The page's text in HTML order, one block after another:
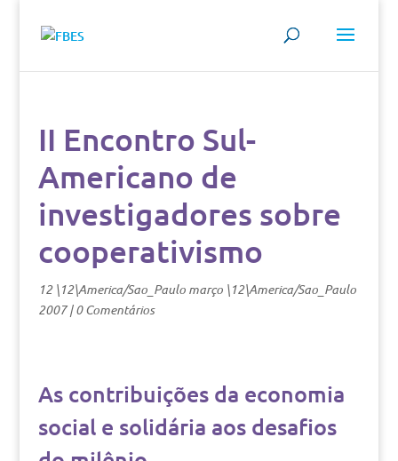
II Encontro Sul-
Americano de
investigadores sobre
cooperativismo
12 \12\America/Sao_Paulo março \12\America/Sao_Paulo
2007|0 Comentários
As contribuições da economia
social e solidária aos desafios